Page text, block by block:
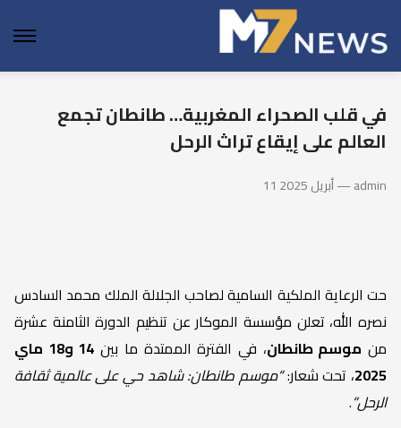
في قلب الصحراء المغربية… طانطان تجمع
العالم على إيقاع تراث الرحل
11 أبريل 2025 — admin
حت الرعاية الملكية السامية لصاحب الجلالة الملك محمد السادس
نصره الله، تعلن مؤسسة الموكار عن تنظيم الدورة الثامنة عشرة
من موسم طانطان، في الفترة الممتدة ما بين
14 و18 ماي
2025، تحت شعار:“موسم طانطان: شاهد حي على عالمية ثقافة
الرحل”.